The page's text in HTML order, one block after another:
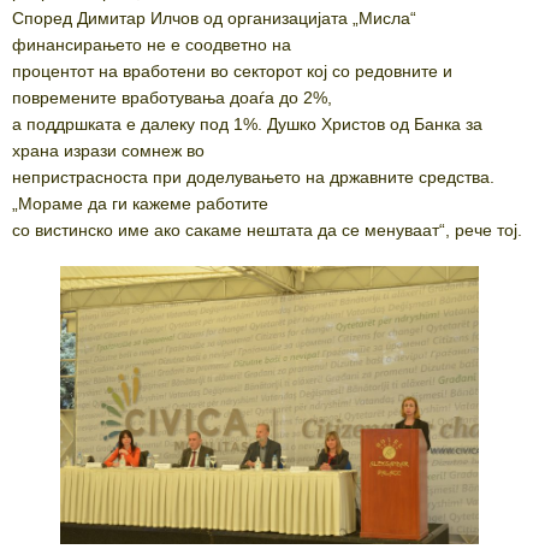
Според Димитар Илчов од организацијата „Мисла“
финансирањето не е соодветно на
процентот на вработени во секторот кој со редовните и
повремените вработувања доаѓа до 2%,
а поддршката е далеку под 1%. Душко Христов од Банка за
храна изрази сомнеж во
непристрасноста при доделувањето на државните средства.
„Мораме да ги кажеме работите
со вистинско име ако сакаме нештата да се менуваат“, рече тој.